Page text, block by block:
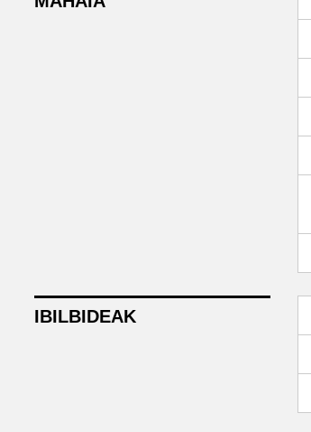
IBILBIDEAK